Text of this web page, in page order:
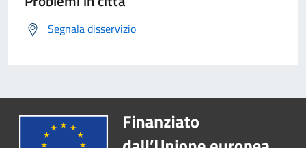
Segnala disservizio